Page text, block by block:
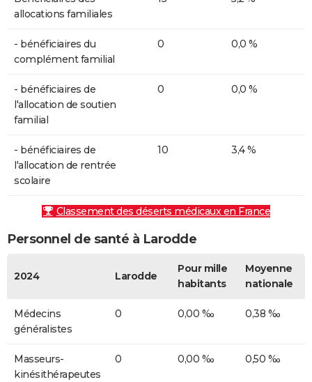
allocations familiales
- bénéficiaires du
complément familial
0 0,0 %
- bénéficiaires de
l'allocation de soutien
familial
0 0,0 %
- bénéficiaires de
l'allocation de rentrée
scolaire
10 3,4 %
Classement des déserts médicaux en France
Personnel de santé à Larodde
2024 Larodde
Pour mille
habitants
Moyenne
nationale
Médecins
généralistes
0 0,00 ‰ 0,38 ‰
Masseurs-
kinésithérapeutes
0 0,00 ‰ 0,50 ‰